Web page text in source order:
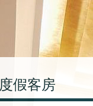
度假客房